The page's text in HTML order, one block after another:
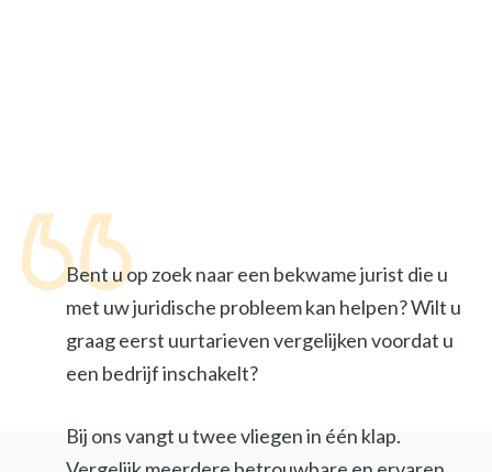
Bent u op zoek naar een bekwame jurist die u
met uw juridische probleem kan helpen? Wilt u
graag eerst uurtarieven vergelijken voordat u
een bedrijf inschakelt?
Bij ons vangt u twee vliegen in één klap.